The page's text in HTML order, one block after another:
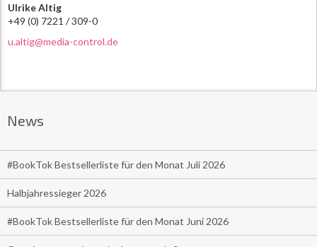
Ulrike Altig
+49 (0) 7221 / 309-0
u.altig@media-control.de
News
#BookTok Bestsellerliste für den Monat Juli 2026
Halbjahressieger 2026
#BookTok Bestsellerliste für den Monat Juni 2026